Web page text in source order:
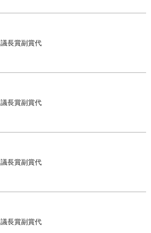
議長賞副賞代
議長賞副賞代
議長賞副賞代
議長賞副賞代